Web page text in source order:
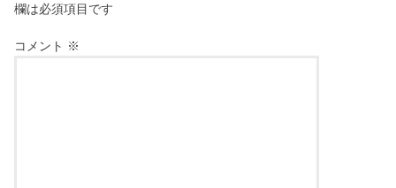
欄は必須項目です
コメント ※